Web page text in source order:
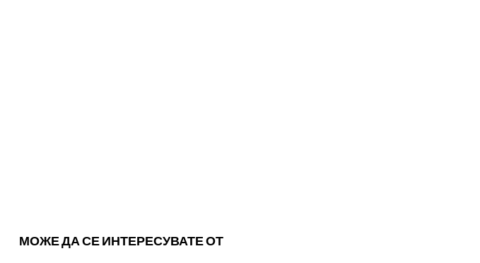
МОЖЕ ДА СЕ ИНТЕРЕСУВАТЕ ОТ